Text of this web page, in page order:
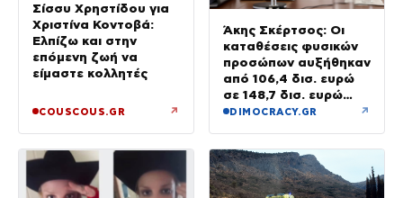
Σίσσυ Χρηστίδου για
Χριστίνα Κοντοβά:
Ελπίζω και στην
επόμενη ζωή να
είμαστε κολλητές
COUSCOUS.GR ↗
Άκης Σκέρτσος: Οι
καταθέσεις φυσικών
προσώπων αυξήθηκαν
από 106,4 δισ. ευρώ
σε 148,7 δισ. ευρώ
από τον Δεκέμβριο
DIMOCRACY.GR ↗